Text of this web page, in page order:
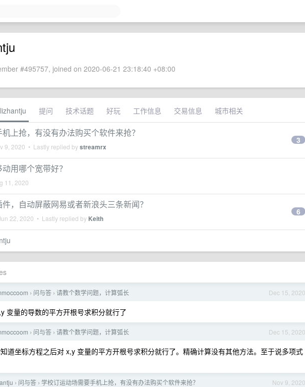
#495757, joined on 2020-06-21 23:18:40 +08:00
lizhantju 提问 技术话题 好玩 工作信息 交易信息 城市相关
上抢，有没有办法购买个软件来抢？
9, 2020 • Lastly replied bystreamrx
3
用哪个宽带好？
11, 2020
，自动屏蔽网易或者新浪头三条新闻？
22, 2020 • Lastly replied by Keith
6
Dec 15, 2020
› 问与答 › 请教个数学问题，计算弧长
变量的导数的平方开根号求积分就行了
Dec 15, 2020
› 问与答 › 请教个数学问题，计算弧长
道坐标方程之后对 x,y 变量的平方开根号求积分就行了。精确计算没有其他方法。至于说多项式
Nov 9, 2020
› 问与答 › 学校订运动场需要手机上抢，有没有办法购买个软件来抢？